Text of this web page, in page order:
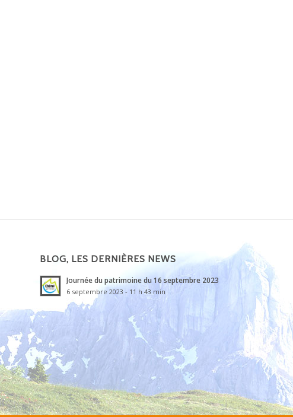
BLOG, LES DERNIÈRES NEWS
Journée du patrimoine du 16 septembre 2023
6 septembre 2023 - 11 h 43 min